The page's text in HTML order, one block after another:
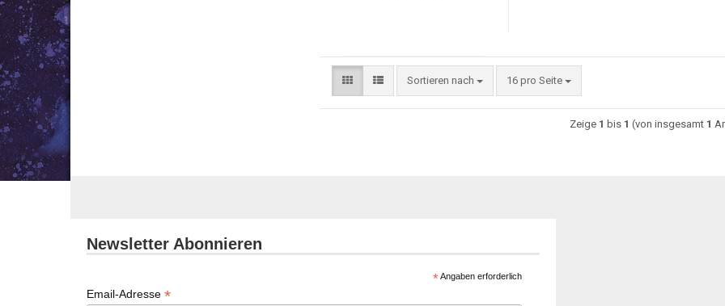
Sortieren nach 16 pro Seite
Zeige 1 bis 1 (von insgesamt 1
Newsletter Abonnieren
*Angaben erforderlich
Email-Adresse *